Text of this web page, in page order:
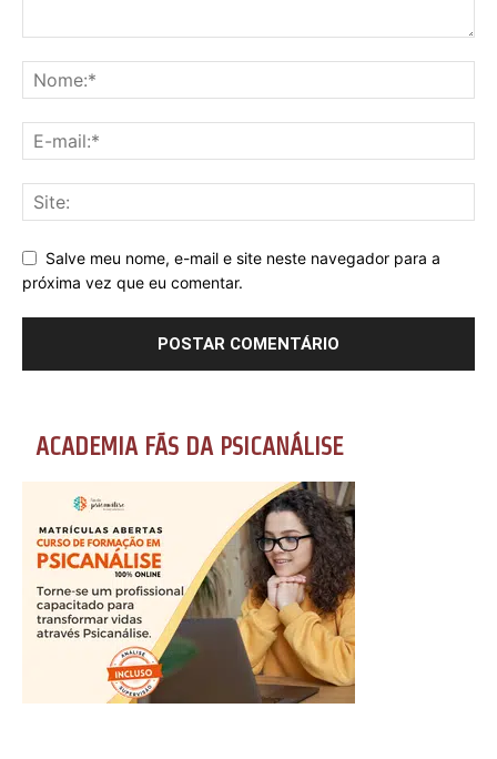
Salve meu nome, e-mail e site neste navegador para a
próxima vez que eu comentar.
ACADEMIA FÃS DA PSICANÁLISE